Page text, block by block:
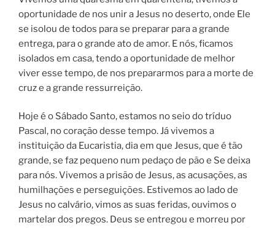
oportunidade de nos unir a Jesus no deserto, onde Ele
se isolou de todos para se preparar para a grande
entrega, para o grande ato de amor. E nós, ficamos
isolados em casa, tendo a oportunidade de melhor
viver esse tempo, de nos prepararmos para a morte de
cruz e a grande ressurreição.
Hoje é o Sábado Santo, estamos no seio do tríduo
Pascal, no coração desse tempo. Já vivemos a
instituição da Eucaristia, dia em que Jesus, que é tão
grande, se faz pequeno num pedaço de pão e Se deixa
para nós. Vivemos a prisão de Jesus, as acusações, as
humilhações e perseguições. Estivemos ao lado de
Jesus no calvário, vimos as suas feridas, ouvimos o
martelar dos pregos. Deus se entregou e morreu por